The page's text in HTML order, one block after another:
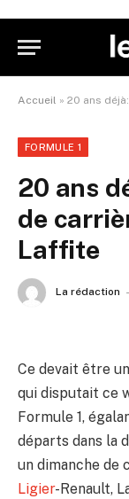
Accueil » 20 ans
FORMULE 1
20 ans
de
Laffite
La rédaction
Ce devait être
qui disputait ce
Formule 1,
départs dans la
un dimanche de
Ligier-Renault,